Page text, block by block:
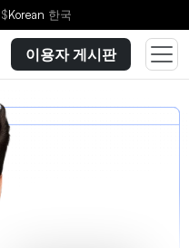
$Korean 한국
이용자 게시판